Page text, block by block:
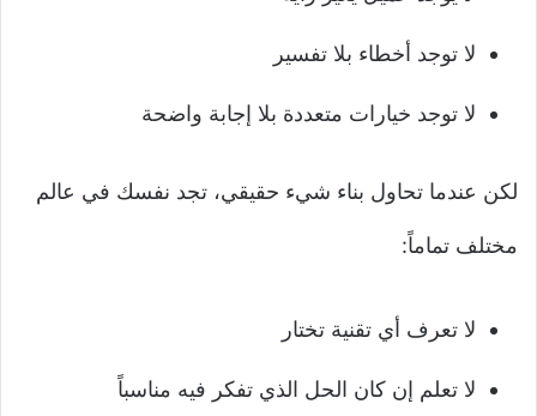
لا توجد أخطاء بلا تفسير
لا توجد خيارات متعددة بلا إجابة واضحة
لكن عندما تحاول بناء شيء حقيقي، تجد نفسك في عالم
مختلف تماماً:
لا تعرف أي تقنية تختار
لا تعلم إن كان الحل الذي تفكر فيه مناسباً